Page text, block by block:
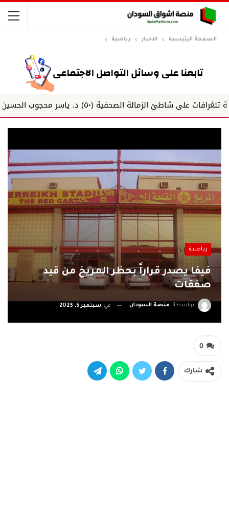
الصفحة الرئيسية الاخبار رياضية
الزمالة الصحفية (٥٠) د. ياسر محجوب الحسين
رياضية
فيفا يصدر قراراً بحظر المريخ من قيد
صفقات
بواسطة منصة السودان في سبتمبر 5, 2023
0
شارك